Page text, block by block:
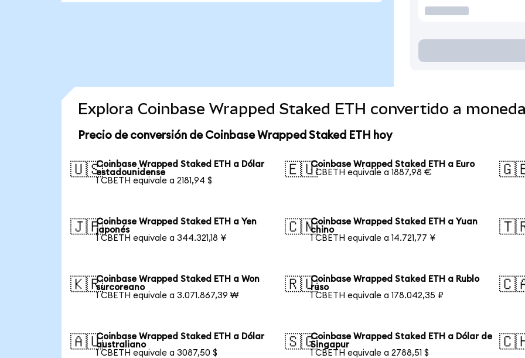
Explora Coinbase Wrapped Staked ETH convertido a
Precio de conversión de Coinbase Wrapped Staked ETH hoy
🇺🇸Coinbase Wrapped Staked ETH a Dólar
estadounidense
1 CBETH equivale a 2181,94 $
🇪🇺Coinbase Wrapped Staked ETH a Euro
1 CBETH equivale a 1887,98 €
🇯🇵Coinbase Wrapped Staked ETH a Yen
japonés
1 CBETH equivale a 344.321,18 ¥
🇨🇳Coinbase Wrapped Staked ETH a Yuan
chino
1 CBETH equivale a 14.721,77 ¥
🇰🇷Coinbase Wrapped Staked ETH a Won
surcoreano
1 CBETH equivale a 3.071.867,39 ₩
🇷🇺Coinbase Wrapped Staked ETH a Rublo
ruso
1 CBETH equivale a 178.042,35 ₽
🇦🇺Coinbase Wrapped Staked ETH a Dólar
australiano
1 CBETH equivale a 3087,50 $
🇸🇬Coinbase Wrapped Staked ETH a Dólar de
Singapur
1 CBETH equivale a 2788,51 $